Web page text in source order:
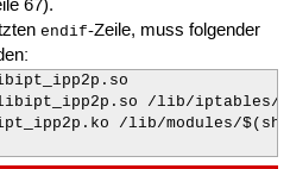
67).
endif-Zeile, muss folgender
/lib/iptables/
/lib/modules/